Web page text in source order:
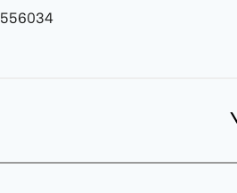
556034